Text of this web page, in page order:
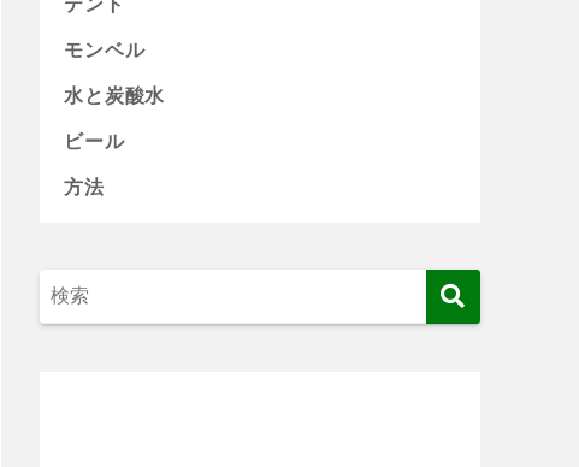
テント
モンベル
水と炭酸水
ビール
方法